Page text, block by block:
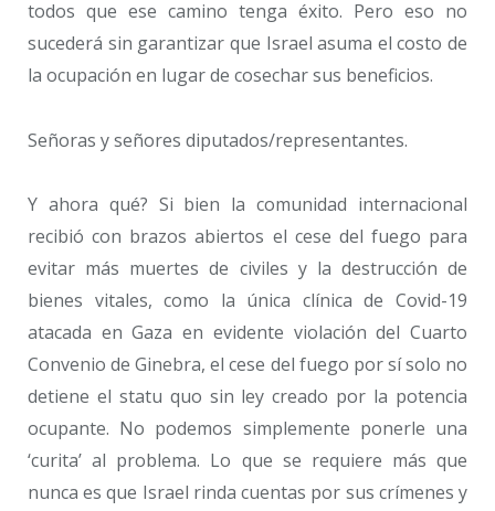
todos que ese camino tenga éxito. Pero eso no
sucederá sin garantizar que Israel asuma el costo de
la ocupación en lugar de cosechar sus beneficios.
Señoras y señores diputados/representantes.
Y ahora qué? Si bien la comunidad internacional
recibió con brazos abiertos el cese del fuego para
evitar más muertes de civiles y la destrucción de
bienes vitales, como la única clínica de Covid-19
atacada en Gaza en evidente violación del Cuarto
Convenio de Ginebra, el cese del fuego por sí solo no
detiene el statu quo sin ley creado por la potencia
ocupante. No podemos simplemente ponerle una
‘curita’ al problema. Lo que se requiere más que
nunca es que Israel rinda cuentas por sus crímenes y